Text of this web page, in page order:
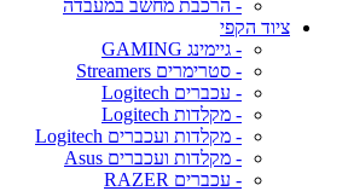
- הרכבת מחשב במעבדה
ציוד הקפי
- גיימינג GAMING
- סטרימרים Streamers
- עכברים Logitech
- מקלדות Logitech
- מקלדות ועכברים Logitech
- מקלדות ועכברים Asus
- עכברים RAZER